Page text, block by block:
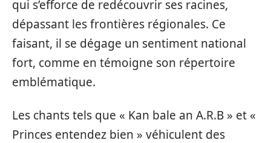
qui s’efforce de redécouvrir ses racines,
dépassant les frontières régionales. Ce
faisant, il se dégage un sentiment national
fort, comme en témoigne son répertoire
emblématique.
Les chants tels que « Kan bale an A.R.B » et «
Princes entendez bien » véhiculent des